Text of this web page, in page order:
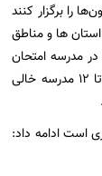
داده شده که از ۹ خرداد به بعد این آزمون‌ها را برگزار کنند
ها و مناطق
مدرسه امتحان
برگزار شود یعنی اینگونه نباشد که ساعت ۸ تا ۱۰ تعداد زیادی دانش آموز در مدرسه امتحان داشته باشند ولی ساعت ۱۰ تا ۱۲ مدرسه خالی
است ادامه داد: